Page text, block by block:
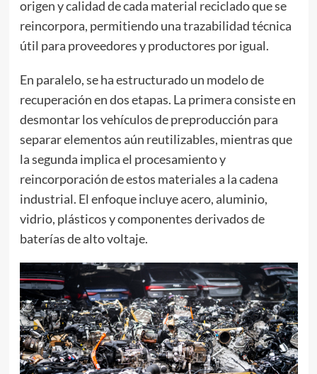
origen y calidad de cada material reciclado que se
reincorpora, permitiendo una trazabilidad técnica
útil para proveedores y productores por igual.
En paralelo, se ha estructurado un modelo de
recuperación en dos etapas. La primera consiste en
desmontar los vehículos de preproducción para
separar elementos aún reutilizables, mientras que
la segunda implica el procesamiento y
reincorporación de estos materiales a la cadena
industrial. El enfoque incluye acero, aluminio,
vidrio, plásticos y componentes derivados de
baterías de alto voltaje.